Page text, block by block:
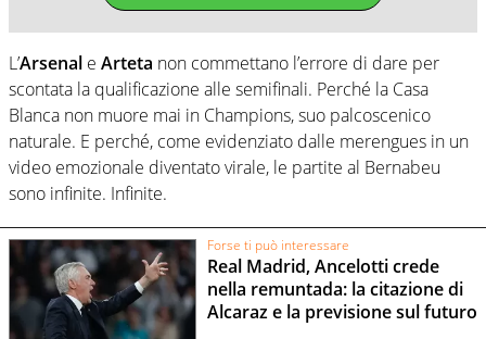
L’Arsenal e Arteta non commettano l’errore di dare per
scontata la qualificazione alle semifinali. Perché la Casa
Blanca non muore mai in Champions, suo palcoscenico
naturale. E perché, come evidenziato dalle merengues in un
video emozionale diventato virale, le partite al Bernabeu
sono infinite. Infinite.
Forse ti può interessare
Real Madrid, Ancelotti crede
nella remuntada: la citazione di
Alcaraz e la previsione sul futuro